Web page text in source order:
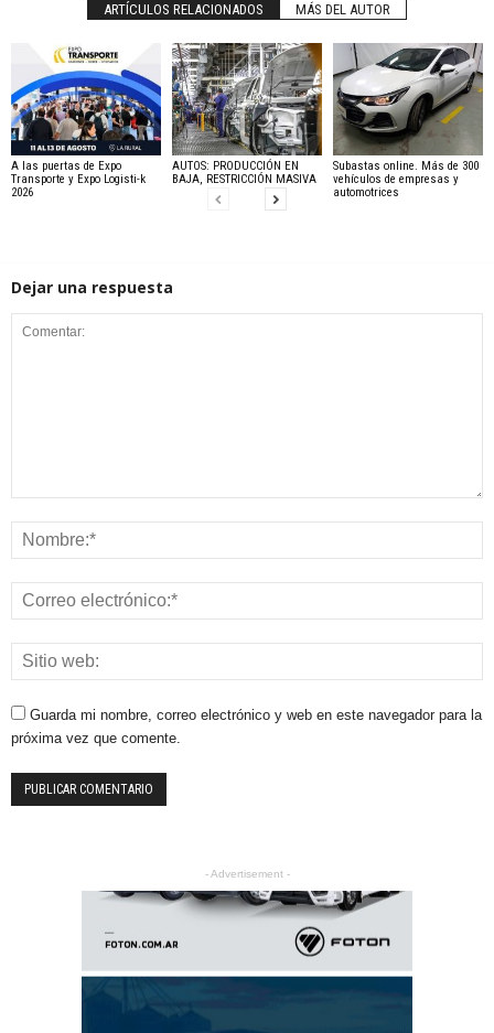
ARTÍCULOS RELACIONADOS MÁS DEL AUTOR
A las puertas de Expo
Transporte y Expo Logisti-k
2026
AUTOS: PRODUCCIÓN EN
BAJA, RESTRICCIÓN MASIVA
Subastas online. Más de 300
vehículos de empresas y
automotrices
Dejar una respuesta
Guarda mi nombre, correo electrónico y web en este navegador para la
próxima vez que comente.
- Advertisement -